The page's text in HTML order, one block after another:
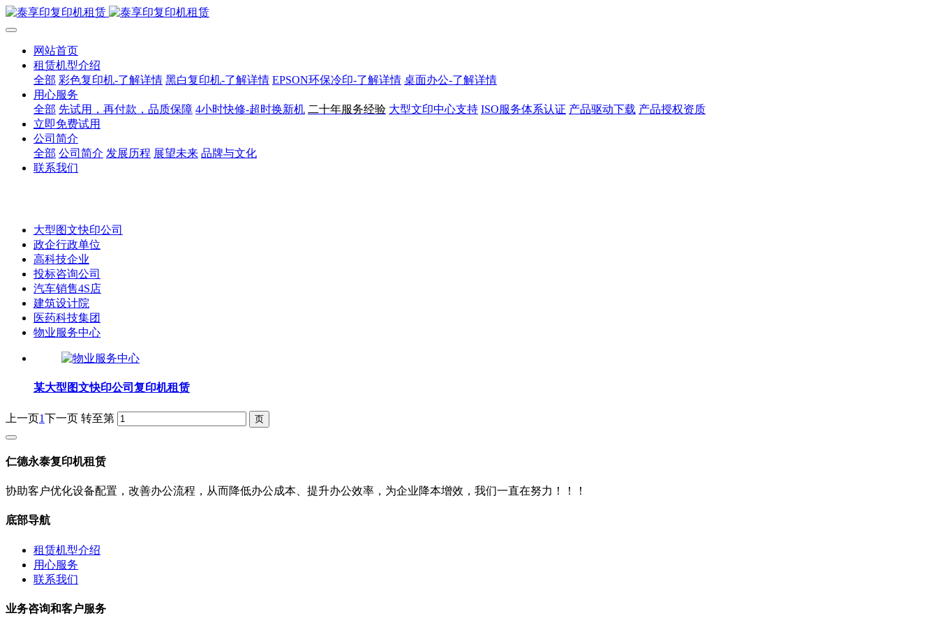
网站首页
租赁机型介绍
全部 彩色复印机-了解详情 黑白复印机-了解详情 EPSON环保冷印-了解详情 桌面办公-了解详情
用心服务
全部 先试用，再付款，品质保障 4小时快修-超时换新机 二十年服务经验 大型文印中心支持 ISO服务体系认证 产品驱动下载 产品授权资质
立即免费试用
公司简介
全部 公司简介 发展历程 展望未来 品牌与文化
联系我们
大型图文快印公司
政企行政单位
高科技企业
投标咨询公司
汽车销售4S店
建筑设计院
医药科技集团
物业服务中心
某大型图文快印公司复印机租赁
上一页1下一页 转至第
仁德永泰复印机租赁
协助客户优化设备配置，改善办公流程，从而降低办公成本、提升办公效率，为企业降本增效，我们一直在努力！！！
底部导航
租赁机型介绍
用心服务
联系我们
业务咨询和客户服务